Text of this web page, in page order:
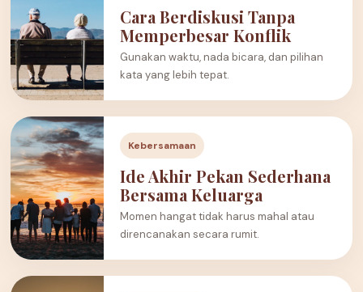
Cara Berdiskusi Tanpa
Memperbesar Konflik
Gunakan waktu, nada bicara, dan pilihan
kata yang lebih tepat.
Kebersamaan
Ide Akhir Pekan Sederhana
Bersama Keluarga
Momen hangat tidak harus mahal atau
direncanakan secara rumit.